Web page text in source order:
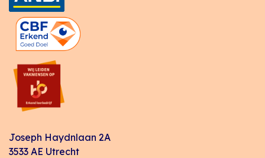
Joseph Haydnlaan 2A
3533 AE Utrecht